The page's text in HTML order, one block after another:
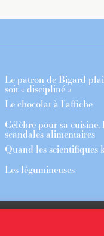
Le patron de Bigard
soit « discipliné »
Le chocolat à l’affiche
Célèbre pour sa
scandales alimentaires
Quand les scientifiques
Les légumineuses